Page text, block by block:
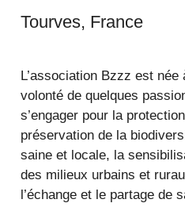
ressource pour tous
Tourves, France
L’association Bzzz est née
volonté de quelques
s’engager pour la protection des abeilles. La
préservation de la biodiversité, l’agriculture
saine et locale, la sensibilisation du public
des milieux urbains et ruraux, la recherche,
l’échange et le partage de